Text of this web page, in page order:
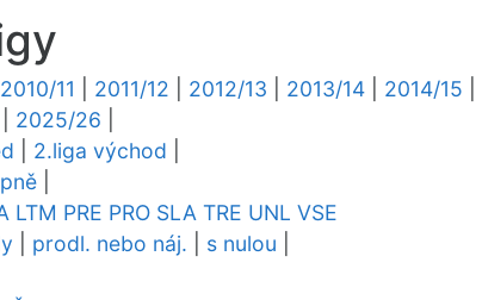
2010/11 2011/12 2012/13 2013/14 2014/15
2025/26
2.liga východ
LTM PRE PRO SLA TRE UNL VSE
prodl. nebo náj. s nulou